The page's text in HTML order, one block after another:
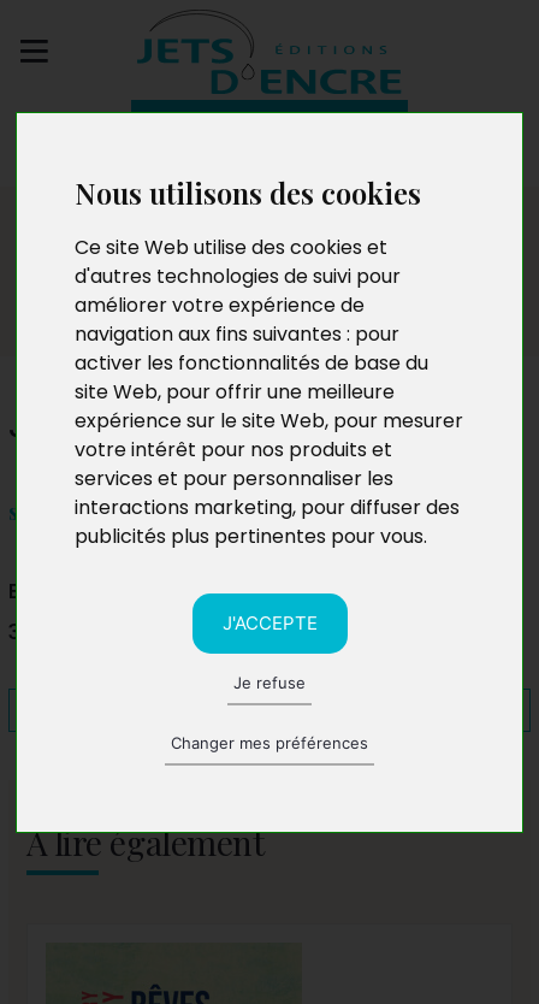
Nous utilisons des cookies
Ce site Web utilise des cookies et
d'autres technologies de suivi pour
améliorer votre expérience de
navigation aux fins suivantes : pour
activer les fonctionnalités de base du
site Web, pour offrir une meilleure
expérience sur le site Web, pour mesurer
votre intérêt pour nos produits et
services et pour personnaliser les
interactions marketing, pour diffuser des
publicités plus pertinentes pour vous.
J'ACCEPTE
Je refuse
Changer mes préférences
Dédicaces
Jean-Marie Polet
samedi 5 septembre 2015 – 10h à 18h
Espace Culturel Leclerc Les Angles
30133 Les Angles
A lire également